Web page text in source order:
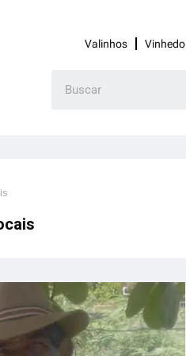
Valinhos Vinhedo